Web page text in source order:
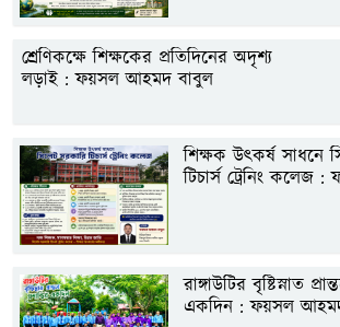
শ্রেণিকক্ষে শিক্ষকের প্রতিদিনের অদৃশ্য
লড়াই : ফয়সল আহমদ বাবুল
শিক্ষক উৎকর্ষ সাধনে
টিচার্স ট্রেনিং
রাঙ্গাউটির বৃষ্টিস্নাত
একদিন : ফয়সল